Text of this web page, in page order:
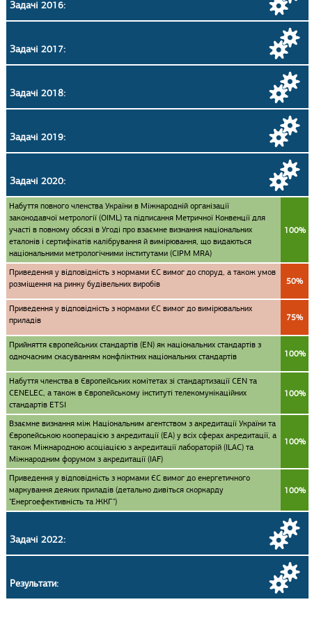
Задачі 2016:
Задачі 2017:
Задачі 2018:
Задачі 2019:
Задачі 2020:
Набуття повного членства України в Міжнародній організації
законодавчої метрології (OIML) та підписання Метричної Конвенції для
участі в повному обсязі в Угоді про взаємне визнання національних
еталонів і сертифікатів калібрування й вимірювання, що видаються
національними метрологічними інститутами (CIPM MRA)
100%
Приведення у відповідність з нормами ЄС вимог до споруд, а також умов
розміщення на ринку будівельних виробів
50%
Приведення у відповідність з нормами ЄС вимог до вимірювальних
приладів
75%
Прийняття європейських стандартів (EN) як національних стандартів з
одночасним скасуванням конфліктних національних стандартів
100%
Набуття членства в Європейських комітетах зі стандартизації CEN та
CENELEC, а також в Європейському інституті телекомунікаційних
стандартів ETSI
100%
Взаємне визнання між Національним агентством з акредитації України та
Європейською кооперацією з акредитації (ЕА) у всіх сферах акредитації, а
також Міжнародною асоціацією з акредитації лабораторій (ILAC) та
Міжнародним форумом з акредитації (IAF)
100%
Приведення у відповідність з нормами ЄС вимог до енергетичного
маркування деяких приладів (детально дивіться скоркарду
"Енергоефективність та ЖКГ")
100%
Задачі 2022:
Результати: